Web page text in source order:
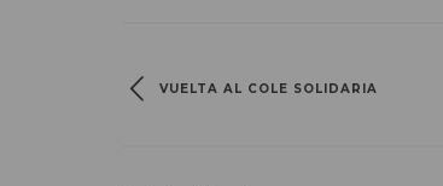
VUELTA AL COLE SOLIDARIA